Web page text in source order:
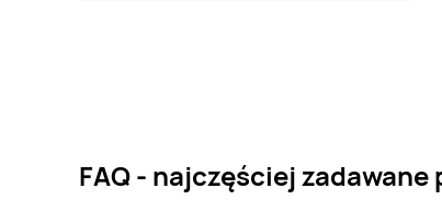
FAQ - najczęściej